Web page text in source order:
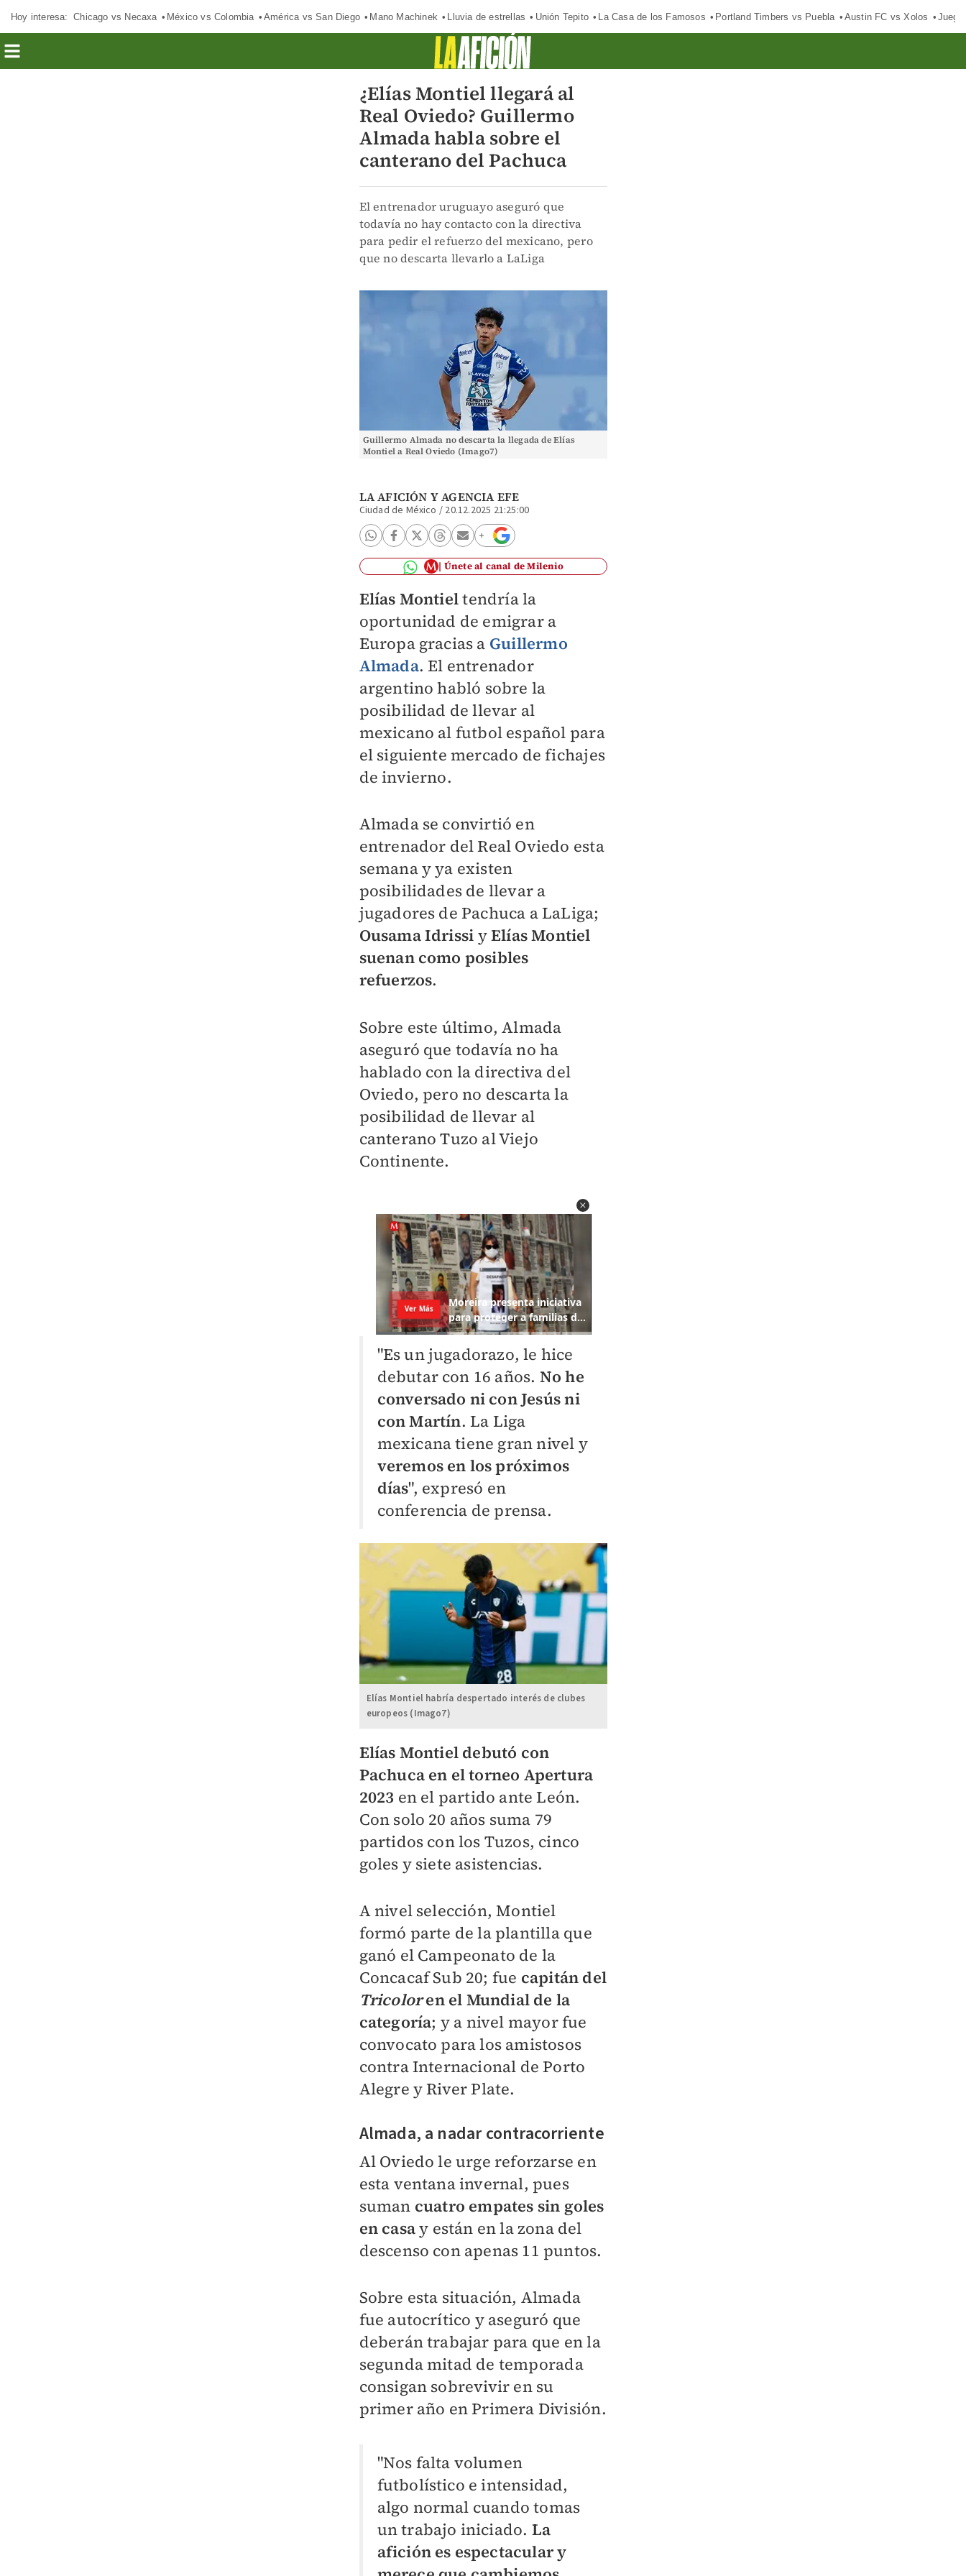
Hoy interesa: Chicago vs Necaxa México vs Colombia América vs San Diego Mano Machinek Lluvia de estrellas Unión Tepito La Casa de los Famosos Portland Timbers vs Puebla Austin FC vs Xolos
¿Elías Montiel llegará al
Real Oviedo? Guillermo
Almada habla sobre el
canterano del Pachuca
El entrenador uruguayo aseguró que
todavía no hay contacto con la directiva
para pedir el refuerzo del mexicano, pero
que no descarta llevarlo a LaLiga
Guillermo Almada no descarta la llegada de Elías
Montiel a Real Oviedo (Imago7)
LA AFICIÓN YAGENCIA EFE
Ciudad de México / 20.12.2025 21:25:00
Únete al canal de Milenio
Elías Montieltendría la
oportunidad de emigrar a
Europa gracias a Guillermo
Almada. El entrenador
argentino habló sobre la
posibilidad de llevar al
mexicano al futbol español para
el siguiente mercado de fichajes
de invierno.
Almada se convirtió en
entrenador del Real Oviedo esta
semana y ya existen
posibilidades de llevar a
jugadores de Pachuca a LaLiga;
Ousama Idrissi yElías Montiel
suenan como posibles
refuerzos.
Sobre este último, Almada
aseguró que todavía no ha
hablado con la directiva del
Oviedo, pero no descarta la
posibilidad de llevar al
canterano Tuzo al Viejo
Continente.
"Es un jugadorazo, le hice
debutar con 16 años. No he
conversado ni con Jesúsni
con Martín. La Liga
mexicana tiene gran nivel y
veremos en los próximos
días", expresó en
conferencia de prensa.
Elías Montiel habría despertado interés de clubes
europeos (Imago7)
Elías Montiel debutó con
Pachuca en el torneo Apertura
2023 en el partido ante León.
Con solo 20 años suma 79
partidos con los Tuzos, cinco
goles y siete asistencias.
A nivel selección, Montiel
formó parte de la plantilla que
ganó el Campeonato de la
Concacaf Sub 20; fue capitán del
Tricoloren el Mundial de la
categoría; y a nivel mayor fue
convocato para los amistosos
contra Internacional de Porto
Alegre y River Plate.
Almada, a nadar contracorriente
Al Oviedo le urge reforzarse en
esta ventana invernal, pues
suman cuatro empates sin goles
en casay están en la zona del
descenso con apenas 11 puntos.
Sobre esta situación, Almada
fue autocrítico y aseguró que
deberán trabajar para que en la
segunda mitad de temporada
consigan sobrevivir en su
primer año en Primera División.
"Nos falta volumen
futbolístico e intensidad,
algo normal cuando tomas
un trabajo iniciado. La
afición es espectacular y